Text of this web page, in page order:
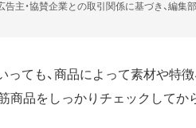
主・協賛企業との取引関係に基づき、編集
ても、商品によって素材や特徴
商品をしっかりチェックしてか